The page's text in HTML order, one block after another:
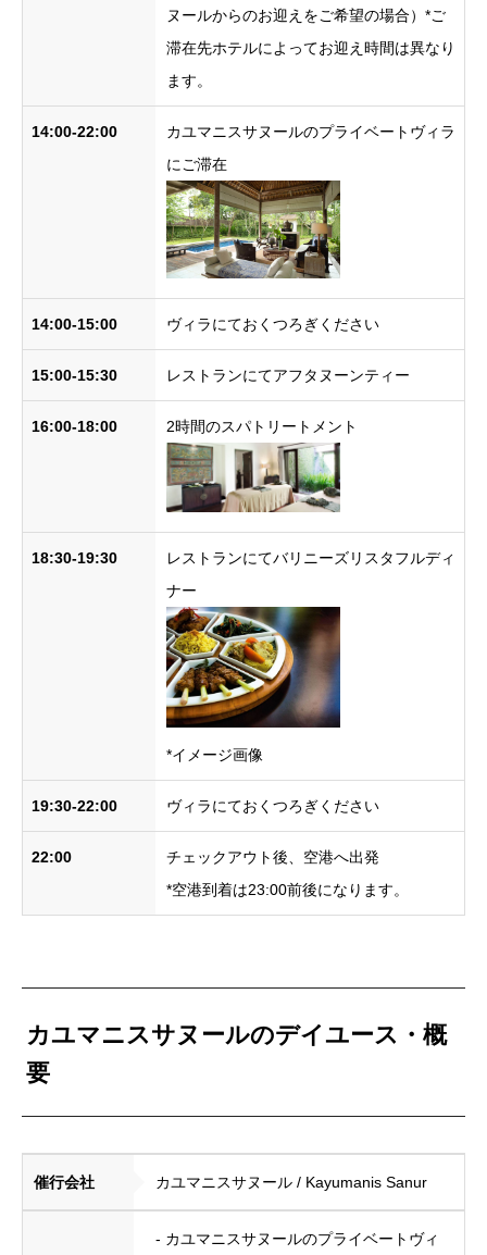
ヌールからのお迎えをご希望の場合）*ご
滞在先ホテルによってお迎え時間は異なり
ます。
14:00-22:00
カユマニスサヌールのプライベートヴィラ
にご滞在
14:00-15:00 ヴィラにておくつろぎください
15:00-15:30 レストランにてアフタヌーンティー
16:00-18:00 2時間のスパトリートメント
18:30-19:30
レストランにてバリニーズリスタフルディ
ナー
*イメージ画像
19:30-22:00 ヴィラにておくつろぎください
22:00
チェックアウト後、空港へ出発
*空港到着は23:00前後になります。
カユマニスサヌールのデイユース・概
要
催行会社 カユマニスサヌール / Kayumanis Sanur
- カユマニスサヌールのプライベートヴィ